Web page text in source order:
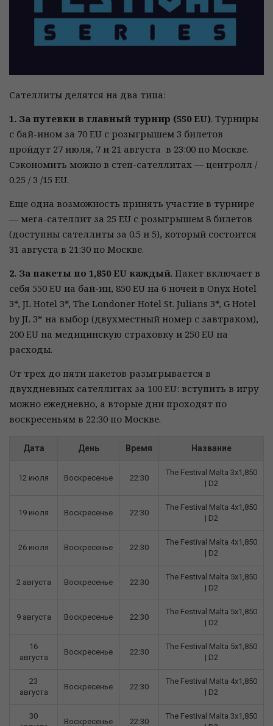
Сателлиты делятся на два типа:
1. За путевки в главный турнир (550 EU). Турниры
с бай-ином за 70 EU с розыгрышем 3 билетов
пройдут 27 июля, 7 и 21 августа в 23:00 по Москве.
Сэкономить можно в степ-сателлитах — центролл /
0.25 / 3 /15 EU.
Еще одна возможность принять участие в турнире
— мега-сателлит за 25 EU с розыгрышем 8 билетов
(доступны сателлиты за 0.5 и 5), который состоится
31 августа в 21:30 по Москве.
2. За пакеты по 1,850 EU каждый. Пакет включает в
себя 550 EU на бай-ин, 850 EU на 6 ночей в Onyx Hotel
3*, JL Hotel 3*, The Londoner Hotel St. Julians 3*, G Hotel
by JL 3* на выбор (двухместный номер с завтраком),
200 EU на медицинскую страховку и 250 EU на
расходы.
От трех до пяти пакетов разыгрывается в
двухдневных сателлитах за 100 EU: вступить в игру
можно ежедневно, а вторые дни проходят по
воскресеньям в 22:30 по Москве.
Дата День Время Название
12 июля Воскресенье 22:30
The Festival Malta 3x1,850
| D2
19 июля Воскресенье 22:30
The Festival Malta 4x1,850
| D2
26 июля Воскресенье 22:30
The Festival Malta 4x1,850
| D2
2 августа Воскресенье 22:30
The Festival Malta 5x1,850
| D2
9 августа Воскресенье 22:30
The Festival Malta 5x1,850
| D2
16
августа
Воскресенье 22:30
The Festival Malta 5x1,850
| D2
23
августа
Воскресенье 22:30
The Festival Malta 4x1,850
| D2
30
Воскресенье 22:30
The Festival Malta 3x1,850